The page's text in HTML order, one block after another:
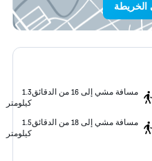
مسافة مشي إلى 16 من الدقائق
1.3
كيلومتر
مسافة مشي إلى 18 من الدقائق
1.5
كيلومتر